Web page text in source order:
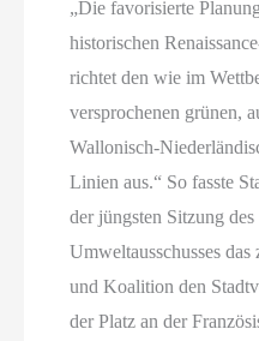
„Die favorisierte
historischen
richtet den wie im
versprochenen grünen,
Wallonisch-
Linien aus.“ So fasste
der jüngsten Sitzung
Umweltausschusses
und Koalition den
der Platz an der